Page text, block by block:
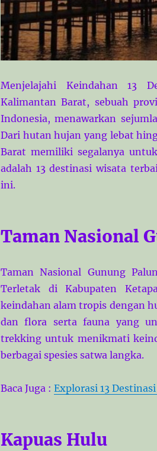
Menjelajahi Keindahan 13
Kalimantan Barat, sebuah
Indonesia, menawarkan
Dari hutan hujan yang lebat
Barat memiliki segalanya
adalah 13 destinasi wisata
ini.
Taman Nasional
Taman Nasional Gunung
Terletak di Kabupaten
keindahan alam tropis dengan
dan flora serta fauna yang
trekking untuk menikmati
berbagai spesies satwa langka.
Baca Juga : Explorasi 13
Kapuas Hulu